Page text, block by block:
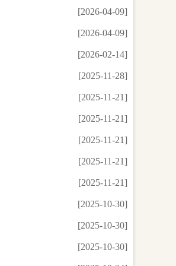
[2026-04-09]
[2026-04-09]
[2026-02-14]
[2025-11-28]
[2025-11-21]
[2025-11-21]
[2025-11-21]
[2025-11-21]
[2025-11-21]
[2025-10-30]
[2025-10-30]
[2025-10-30]